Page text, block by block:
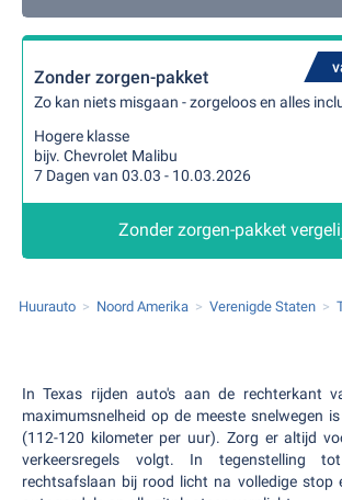
Zonder zorgen-pakket
Zo kan niets misgaan - zorgeloos en alles
Hogere klasse
bijv. Chevrolet Malibu
7 Dagen van 03.03 - 10.03.2026
Zonder zorgen-pakket
Huurauto Noord Amerika Verenigde Staten
In Texas rijden auto's aan de rechterkant
maximumsnelheid op de meeste snelwegen
(112-120 kilometer per uur). Zorg er altijd
verkeersregels volgt. In tegenstelling
rechtsafslaan bij rood licht na volledige stop